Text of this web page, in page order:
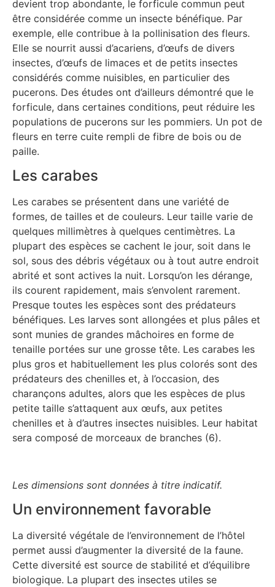
devient trop abondante, le forficule commun peut
être considérée comme un insecte bénéfique. Par
exemple, elle contribue à la pollinisation des fleurs.
Elle se nourrit aussi d’acariens, d’œufs de divers
insectes, d’œufs de limaces et de petits insectes
considérés comme nuisibles, en particulier des
pucerons. Des études ont d’ailleurs démontré que le
forficule, dans certaines conditions, peut réduire les
populations de pucerons sur les pommiers. Un pot de
fleurs en terre cuite rempli de fibre de bois ou de
paille.
Les carabes
Les carabes se présentent dans une variété de
formes, de tailles et de couleurs. Leur taille varie de
quelques millimètres à quelques centimètres. La
plupart des espèces se cachent le jour, soit dans le
sol, sous des débris végétaux ou à tout autre endroit
abrité et sont actives la nuit. Lorsqu’on les dérange,
ils courent rapidement, mais s’envolent rarement.
Presque toutes les espèces sont des prédateurs
bénéfiques. Les larves sont allongées et plus pâles et
sont munies de grandes mâchoires en forme de
tenaille portées sur une grosse tête. Les carabes les
plus gros et habituellement les plus colorés sont des
prédateurs des chenilles et, à l’occasion, des
charançons adultes, alors que les espèces de plus
petite taille s’attaquent aux œufs, aux petites
chenilles et à d’autres insectes nuisibles. Leur habitat
sera composé de morceaux de branches (6).
Les dimensions sont données à titre indicatif.
Un environnement favorable
La diversité végétale de l’environnement de l’hôtel
permet aussi d’augmenter la diversité de la faune.
Cette diversité est source de stabilité et d’équilibre
biologique. La plupart des insectes utiles se